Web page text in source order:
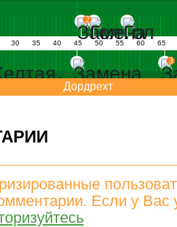
30 35 40 45 50 55 60 65
2
3
Дордрехт
Если у Вас